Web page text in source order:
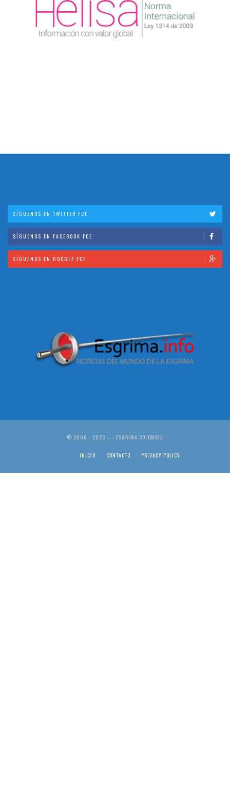
SÍGUENOS EN TWITTER FCE
SÍGUENOS EN FACEBOOK FCE
SÍGUENOS EN GOOGLE FCE
© 2008 - 2023 :: :: ESGRIMA COLOMBIA
INICIO CONTACTO PRIVACY POLICY